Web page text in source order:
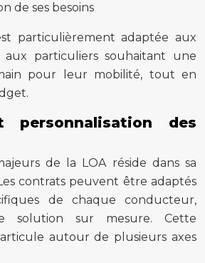
de ses besoins
particulièrement adaptée aux
aux particuliers souhaitant une
pour leur mobilité, tout en
personnalisation des
de la LOA réside dans sa
contrats peuvent être adaptés
de chaque conducteur,
solution sur mesure. Cette
autour de plusieurs axes